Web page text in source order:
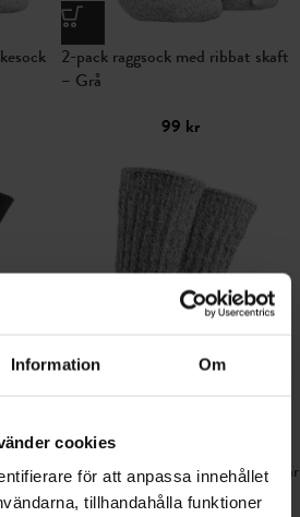
Information Om
cookies
för att anpassa innehållet
tillhandahålla funktioner
2-pack raggsock med ribbat skaft
– Grå
99 kr
–
Stövelstrumpa av ull med lös resår
– Grå